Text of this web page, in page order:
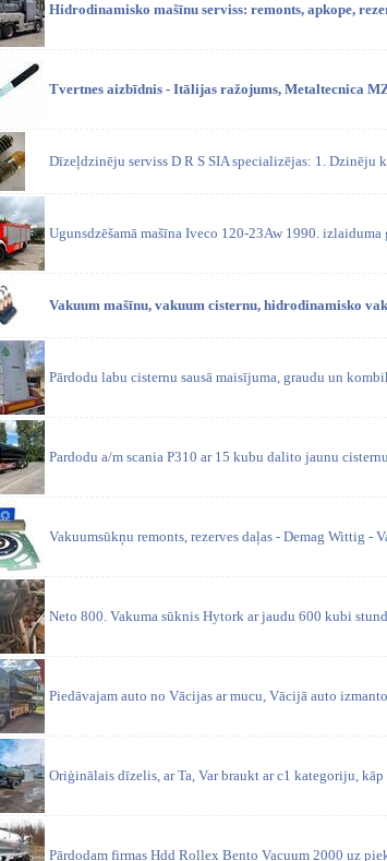
Hidrodinamisko mašīnu serviss: remonts, apkope,
Tvertnes aizbīdnis - Itālijas ražojums, Metaltecnica
Dīzeļdzinēju serviss D R S SIA specializējas: 1. Dzinēju
Ugunsdzēšamā mašīna Iveco 120-23Aw 1990. izlaiduma
Vakuum mašīnu, vakuum cisternu, hidrodinamisko
Pārdodu labu cisternu sausā maisījuma, graudu un
Pardodu a/m scania P310 ar 15 kubu dalito jaunu
Vakuumsūkņu remonts, rezerves daļas - Demag Wittig -
Neto 800. Vakuma sūknis Hytork ar jaudu 600 kubi
Piedāvajam auto no Vācijas ar mucu, Vācijā auto
Oriģinālais dīzelis, ar Ta, Var braukt ar c1 kategoriju, kāp
Pārdodam firmas Hdd Rollex Bento Vacuum 2000 uz